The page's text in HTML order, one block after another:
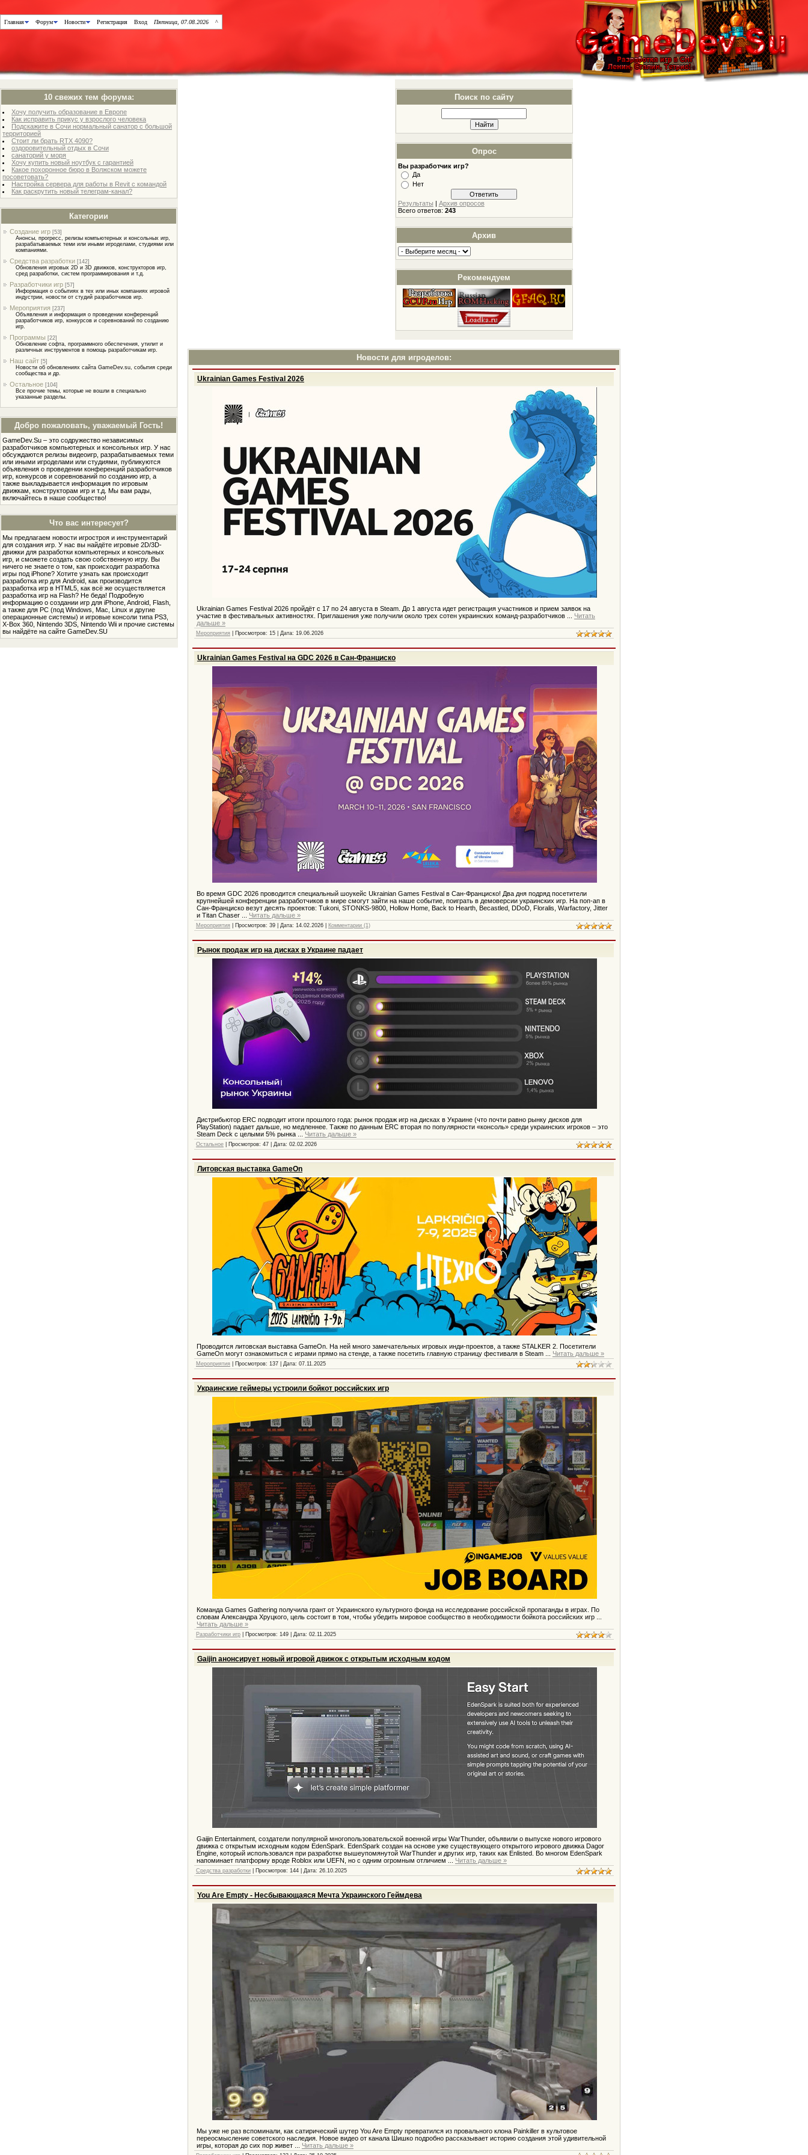
Главная Форум Новости Регистрация Вход Пятница, 07.08.2026 ^
10 свежих тем форума:
Хочу получить образование в Европе
Как исправить прикус у взрослого человека
Подскажите в Сочи нормальный санатор с большой
территорией
Стоит ли брать RTX 4090?
оздоровительный отдых в Сочи
санаторий у моря
Хочу купить новый ноутбук с гарантией
Какое похоронное бюро в Волжском можете
посоветовать?
Настройка сервера для работы в Revit с командой
Как раскрутить новый телеграм-канал?
Категории
Создание игр [53]
Анонсы, прогресс, релизы компьютерных и консольных игр,
разрабатываемых теми или иными игроделами, студиями или
компаниями.
Средства разработки [142]
Обновления игровых 2D и 3D движков, конструкторов игр,
сред разработки, систем программирования и т.д.
Разработчики игр [57]
Информация о событиях в тех или иных компаниях игровой
индустрии, новости от студий разработчиков игр.
Мероприятия [237]
Объявления и информация о проведении конференций
разработчиков игр, конкурсов и соревнований по созданию
игр.
Программы [22]
Обновление софта, программного обеспечения, утилит и
различных инструментов в помощь разработчикам игр.
Наш сайт [5]
Новости об обновлениях сайта GameDev.su, события среди
сообщества и др.
Остальное [104]
Все прочие темы, которые не вошли в специально
указанные разделы.
Добро пожаловать, уважаемый Гость!
GameDev.Su – это содружество независимых
разработчиков компьютерных и консольных игр. У нас
обсуждаются релизы видеоигр, разрабатываемых теми
или иными игроделами или студиями, публикуются
объявления о проведении конференций разработчиков
игр, конкурсов и соревнований по созданию игр, а
также выкладывается информация по игровым
движкам, конструкторам игр и т.д. Мы вам рады,
включайтесь в наше сообщество!
Что вас интересует?
Мы предлагаем новости игростроя и инструментарий
для создания игр. У нас вы найдёте игровые 2D/3D-
движки для разработки компьютерных и консольных
игр, и сможете создать свою собственную игру. Вы
ничего не знаете о том, как происходит разработка
игры под iPhone? Хотите узнать как происходит
разработка игр для Android, как производится
разработка игр в HTML5, как всё же осуществляется
разработка игр на Flash? Не беда! Подробную
информацию о создании игр для iPhone, Android, Flash,
а также для PC (под Windows, Mac, Linux и другие
операционные системы) и игровые консоли типа PS3,
X-Box 360, Nintendo 3DS, Nintendo Wii и прочие системы
вы найдёте на сайте GameDev.SU
Поиск по сайту
Опрос
Вы разработчик игр?
Да
Нет
Результаты | Архив опросов
Всего ответов: 243
Архив
Рекомендуем
Новости для игроделов:
Ukrainian Games Festival 2026
Ukrainian Games Festival 2026 пройдёт с 17 по 24 августа в Steam. До 1 августа идет регистрация участников и прием заявок на
участие в фестивальных активностях. Приглашения уже получили около трех сотен украинских команд-разработчиков
Читать
дальше »
Мероприятия| Просмотров: 15 | Дата: 19.06.2026
Ukrainian Games Festival на GDC 2026 в Сан-Франциско
Во время GDC 2026 проводится специальный шоукейс Ukrainian Games Festival в Сан-Франциско! Два дня подряд посетители
крупнейшей конференции разработчиков в мире смогут зайти на наше событие, поиграть в демоверсии украинских игр. На поп-ап в
Сан-Франциско везут десять проектов: Tukoni, STONKS-9800, Hollow Home, Back to Hearth, Becastled, DDoD, Floralis, Warfactory, Jitter
и Titan Chaser
Читать дальше »
Мероприятия| Просмотров: 39 | Дата: 14.02.2026| Комментарии (1)
Рынок продаж игр на дисках в Украине падает
Дистрибьютор ERC подводит итоги прошлого года: рынок продаж игр на дисках в Украине (что почти равно рынку дисков для
PlayStation) падает дальше, но медленнее. Также по данным ERC вторая по популярности «консоль» среди украинских игроков – это
Steam Deck с целыми 5% рынка
Читать дальше »
Остальное| Просмотров: 47 | Дата: 02.02.2026
Литовская выставка GameOn
Проводится литовская выставка GameOn. На ней много замечательных игровых инди-проектов, а также STALKER 2. Посетители
GameOn могут ознакомиться с играми прямо на стенде, а также посетить главную страницу фестиваля в Steam
Читать дальше »
Мероприятия| Просмотров: 137 | Дата: 07.11.2025
Украинские геймеры устроили бойкот российских игр
Команда Games Gathering получила грант от Украинского культурного фонда на исследование российской пропаганды в играх. По
словам Александра Хруцкого, цель состоит в том, чтобы убедить мировое сообщество в необходимости бойкота российских игр
Читать дальше »
Разработчики игр| Просмотров: 149 | Дата: 02.11.2025
Gaijin анонсирует новый игровой движок с открытым исходным кодом
Gaijin Entertainment, создатели популярной многопользовательской военной игры WarThunder, объявили о выпуске нового игрового
движка с открытым исходным кодом EdenSpark. EdenSpark создан на основе уже существующего открытого игрового движка Dagor
Engine, который использовался при разработке вышеупомянутой WarThunder и других игр, таких как Enlisted. Во многом EdenSpark
напоминает платформу вроде Roblox или UEFN, но с одним огромным отличием
Читать дальше »
Средства разработки| Просмотров: 144 | Дата: 26.10.2025
You Are Empty - Несбывающаяся Мечта Украинского Геймдева
Мы уже не раз вспоминали, как сатирический шутер You Are Empty превратился из провального клона Painkiller в культовое
переосмысление советского наследия. Новое видео от канала Шишко подробно рассказывает историю создания этой удивительной
игры, которая до сих пор живет
Читать дальше »